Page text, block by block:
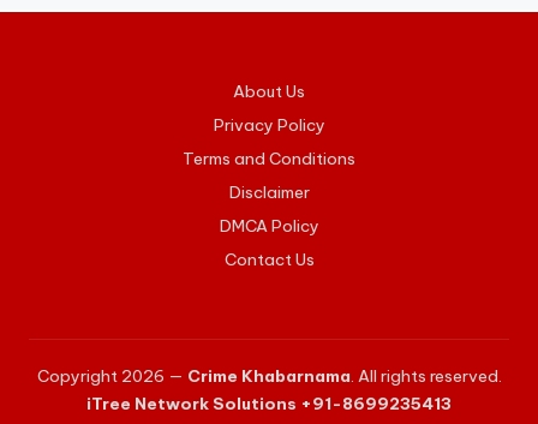
About Us
Privacy Policy
Terms and Conditions
Disclaimer
DMCA Policy
Contact Us
Copyright 2026 — Crime Khabarnama. All rights reserved.
iTree Network Solutions +91-8699235413